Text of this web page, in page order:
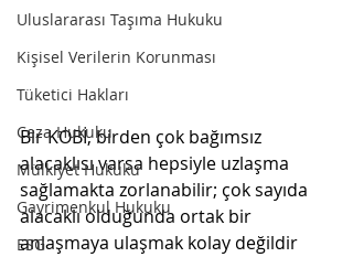
Uluslararası Taşıma Hukuku
Kişisel Verilerin Korunması
Tüketici Hakları
Ceza Hukuku
Mülkiyet Hukuku
Gayrimenkul Hukuku
ESG
Bir KOBİ, birden çok bağımsız
alacaklısı varsa hepsiyle uzlaşma
sağlamakta zorlanabilir; çok sayıda
alacaklı olduğunda ortak bir
anlaşmaya ulaşmak kolay değildir​